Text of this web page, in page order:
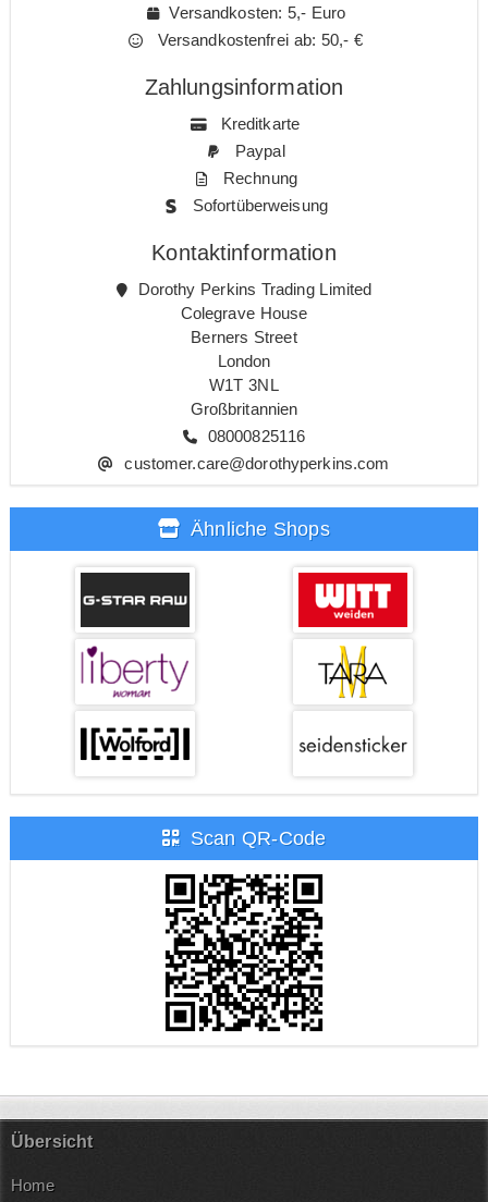
Versandkosten: 5,- Euro
Versandkostenfrei ab: 50,- €
Zahlungsinformation
Kreditkarte
Paypal
Rechnung
Sofortüberweisung
Kontaktinformation
Dorothy Perkins Trading Limited
Colegrave House
Berners Street
London
W1T 3NL
Großbritannien
08000825116
customer.care@dorothyperkins.com
Ähnliche Shops
Scan QR-Code
Übersicht
Home